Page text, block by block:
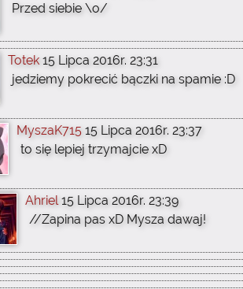
Przed siebie \o/
Totek 15 Lipca 2016r. 23:31
jedziemy pokrecić bączki na spamie :D
MyszaK715 15 Lipca 2016r. 23:37
to się lepiej trzymajcie xD
Ahriel 15 Lipca 2016r. 23:39
//Zapina pas xD Mysza dawaj!